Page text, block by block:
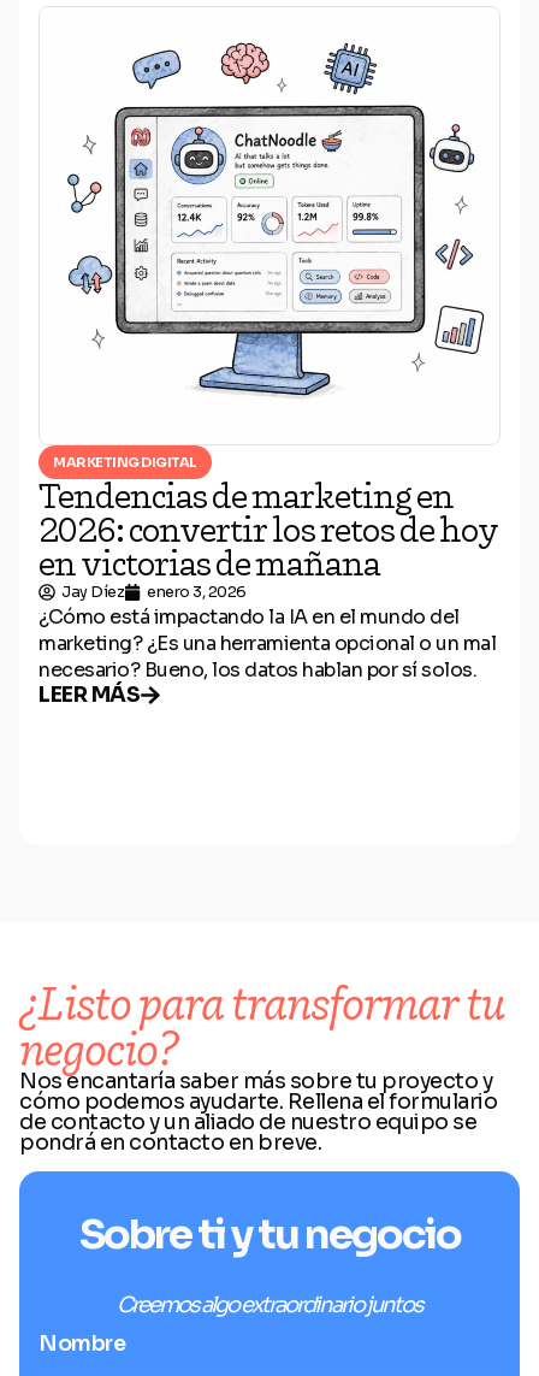
MARKETING DIGITAL
Tendencias de marketing en
2026: convertir los retos de hoy
en victorias de mañana
Jay Díez enero 3, 2026
¿Cómo está impactando la IA en el mundo del
marketing? ¿Es una herramienta opcional o un mal
necesario? Bueno, los datos hablan por sí solos.
LEER MÁS
¿Listo para transformar tu
negocio?
Nos encantaría saber más sobre tu proyecto y
cómo podemos ayudarte. Rellena el formulario
de contacto y un aliado de nuestro equipo se
pondrá en contacto en breve.
Sobre ti y tu negocio
Creemos algo extraordinario juntos
Nombre